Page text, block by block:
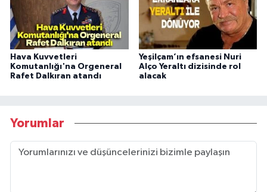
Hava Kuvvetleri
Komutanlığı'na Orgeneral
Rafet Dalkıran atandı
Yeşilçam’ın efsanesi Nuri
Alço Yeraltı dizisinde rol
alacak
Yorumlar